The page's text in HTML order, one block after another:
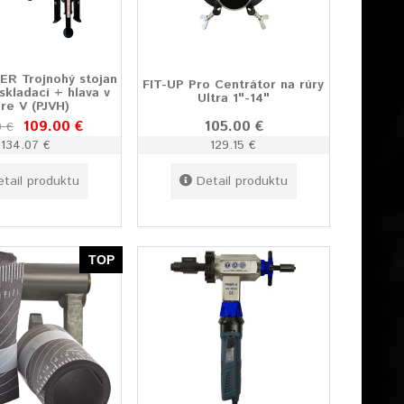
Trojnohý stojan
+ hlava v
V (PJVH)
€ 109.00 €
134.07 €
produktu
FIT-UP Pro Centrátor na rúry
Ultra 1"-14"
105.00 €
129.15 €
Detail produktu
TOP